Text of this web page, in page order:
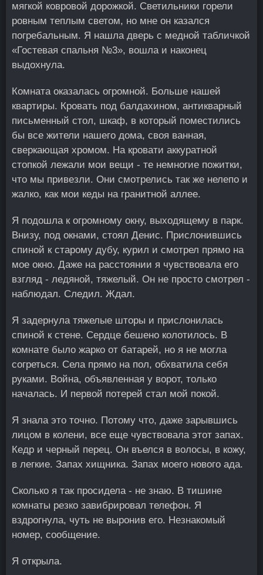
мягкой ковровой дорожкой. Светильники горели
ровным теплым светом, но мне он казался
погребальным. Я нашла дверь с медной табличкой
«Гостевая спальня №3», вошла и наконец
выдохнула.
Комната оказалась огромной. Больше нашей
квартиры. Кровать под балдахином, антикварный
письменный стол, шкаф, в который поместились
бы все жители нашего дома, своя ванная,
сверкающая хромом. На кровати аккуратной
стопкой лежали мои вещи - те немногие пожитки,
что мы привезли. Они смотрелись так же нелепо и
жалко, как мои кеды на гранитной аллее.
Я подошла к огромному окну, выходящему в парк.
Внизу, под окнами, стоял Денис. Прислонившись
спиной к старому дубу, курил и смотрел прямо на
мое окно. Даже на расстоянии я чувствовала его
взгляд - ледяной, тяжелый. Он не просто смотрел -
наблюдал. Следил. Ждал.
Я задернула тяжелые шторы и прислонилась
спиной к стене. Сердце бешено колотилось. В
комнате было жарко от батарей, но я не могла
согреться. Села прямо на пол, обхватила себя
руками. Война, объявленная у ворот, только
началась. И первой потерей стал мой покой.
Я знала это точно. Потому что, даже зарывшись
лицом в колени, все еще чувствовала этот запах.
Кедр и черный перец. Он въелся в волосы, в кожу,
в легкие. Запах хищника. Запах моего нового ада.
Сколько я так просидела - не знаю. В тишине
комнаты резко завибрировал телефон. Я
вздрогнула, чуть не выронив его. Незнакомый
номер, сообщение.
Я открыла.